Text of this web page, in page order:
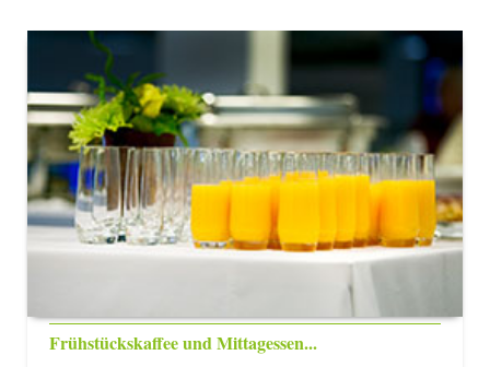
Frühstückskaffee und Mittagessen...